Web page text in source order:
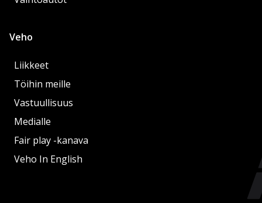
Veho
Liikkeet
Töihin meille
Vastuullisuus
Medialle
Fair play -kanava
Veho In English